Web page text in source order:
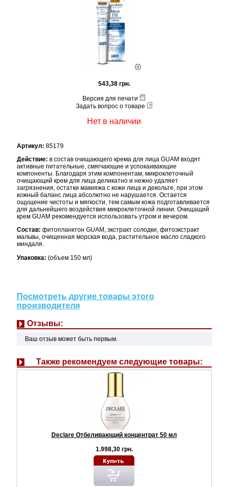
543,38 грн.
Версия для печати
Задать вопрос о товаре
Нет в наличии
Артикул: 85179
Действие: в состав очищающего крема для лица GUAM входят
активные питательные, смягчающие и успокаивающие
компоненты. Благодаря этим компонентам, микроклеточный
очищающий крем для лица деликатно и нежно удаляет
загрязнения, остатки макияжа с кожи лица и декольте, при этом
кожный баланс лица абсолютно не нарушается. Остается
ощущение чистоты и мягкости, тем самым кожа подготавливается
для дальнейшего воздействия микроклеточной линии. Очищащий
крем GUAM рекомендуется использовать утром и вечером.
Состав: фитопланктон GUAM, экстракт солодки, фитоэкстракт
мальвы, очищенная морская вода, растительное масло сладкого
миндаля.
Упаковка: (объем 150 мл)
Посмотреть другие товары этого
производителя
Отзывы:
Ваш отзыв может быть первым.
Также рекомендуем следующие товары:
Declare Отбеливающий концентрат 50 мл
1.998,30 грн.